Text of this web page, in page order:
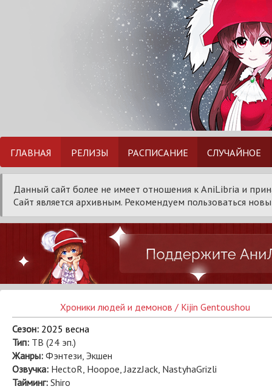
ГЛАВНАЯ РЕЛИЗЫ РАСПИСАНИЕ СЛУЧАЙНОЕ
Данный сайт более не имеет отношения к AniLibria и
Сайт является архивным. Рекомендуем пользоваться
Хроники людей и демонов / Kijin Gentoushou
Сезон: 2025 весна
Тип: ТВ (24 эп.)
Жанры: Фэнтези, Экшен
Озвучка: HectoR, Hoopoe, JazzJack, NastyhaGrizli
Тайминг: Shiro